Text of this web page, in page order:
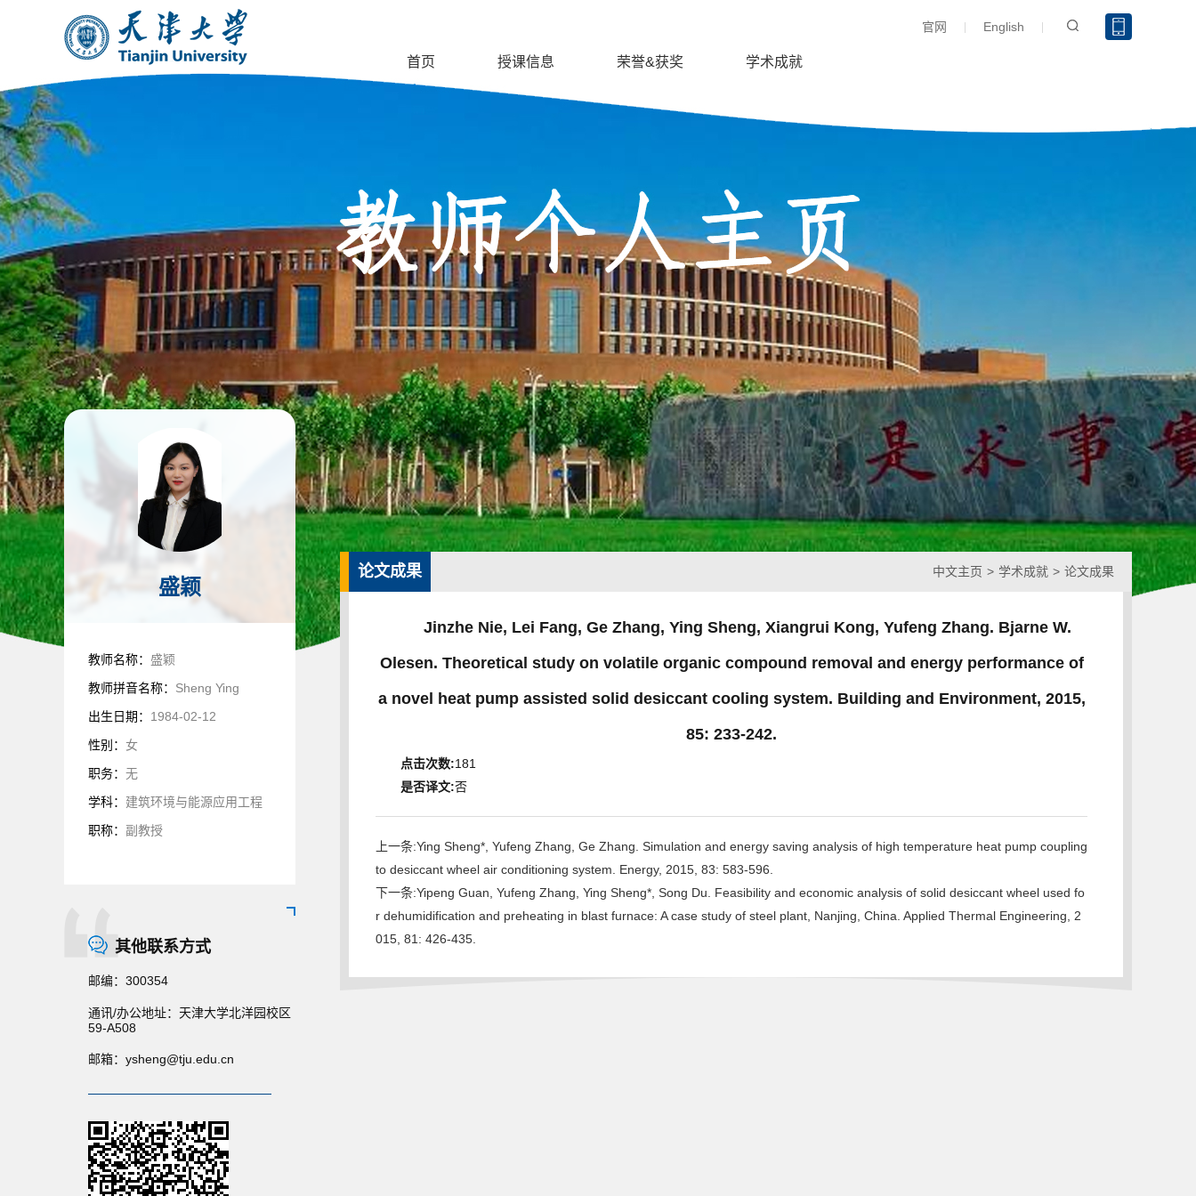
English
官网
首页 授课信息 荣誉&获奖 学术成就
盛颖
教师名称： 盛颖
教师拼音名称： Sheng Ying
出生日期： 1984-02-12
性别： 女
职务： 无
学科： 建筑环境与能源应用工程
职称： 副教授
其他联系方式
邮编： 300354
通讯/办公地址： 天津大学北洋园校区
59-A508
邮箱： ysheng@tju.edu.cn
论文成果 中文主页 > 学术成就 > 论文成果
Jinzhe Nie, Lei Fang, Ge Zhang, Ying Sheng, Xiangrui Kong, Yufeng Zhang. Bjarne W.
Olesen. Theoretical study on volatile organic compound removal and energy performance of
a novel heat pump assisted solid desiccant cooling system. Building and Environment, 2015,
85: 233-242.
点击次数:181
是否译文:否
上一条:Ying Sheng*, Yufeng Zhang, Ge Zhang. Simulation and energy saving analysis of high temperature heat pump coupling
to desiccant wheel air conditioning system. Energy, 2015, 83: 583-596.
下一条:Yipeng Guan, Yufeng Zhang, Ying Sheng*, Song Du. Feasibility and economic analysis of solid desiccant wheel used fo
r dehumidification and preheating in blast furnace: A case study of steel plant, Nanjing, China. Applied Thermal Engineering, 2
015, 81: 426-435.